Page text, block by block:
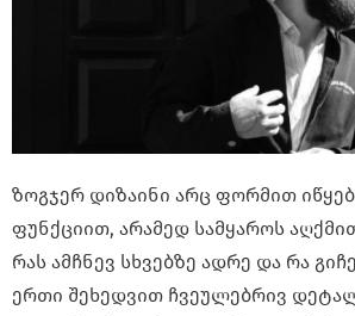
ზოგჯერ დიზაინი არც ფორმით
ფუნქციით, არამედ სამყაროს
რას ამჩნევ სხვებზე ადრე და რა
ერთი შეხედვით ჩვეულებრივ